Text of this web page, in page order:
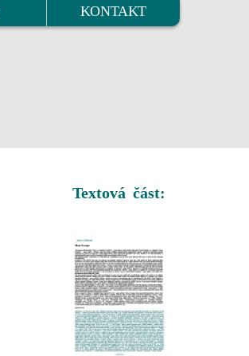
KONTAKT
Textová část: